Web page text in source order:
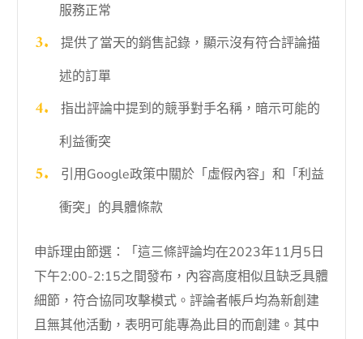
服務正常
提供了當天的銷售記錄，顯示沒有符合評論描
述的訂單
指出評論中提到的競爭對手名稱，暗示可能的
利益衝突
引用Google政策中關於「虛假內容」和「利益
衝突」的具體條款
申訴理由節選：「這三條評論均在2023年11月5日
下午2:00-2:15之間發布，內容高度相似且缺乏具體
細節，符合協同攻擊模式。評論者帳戶均為新創建
且無其他活動，表明可能專為此目的而創建。其中